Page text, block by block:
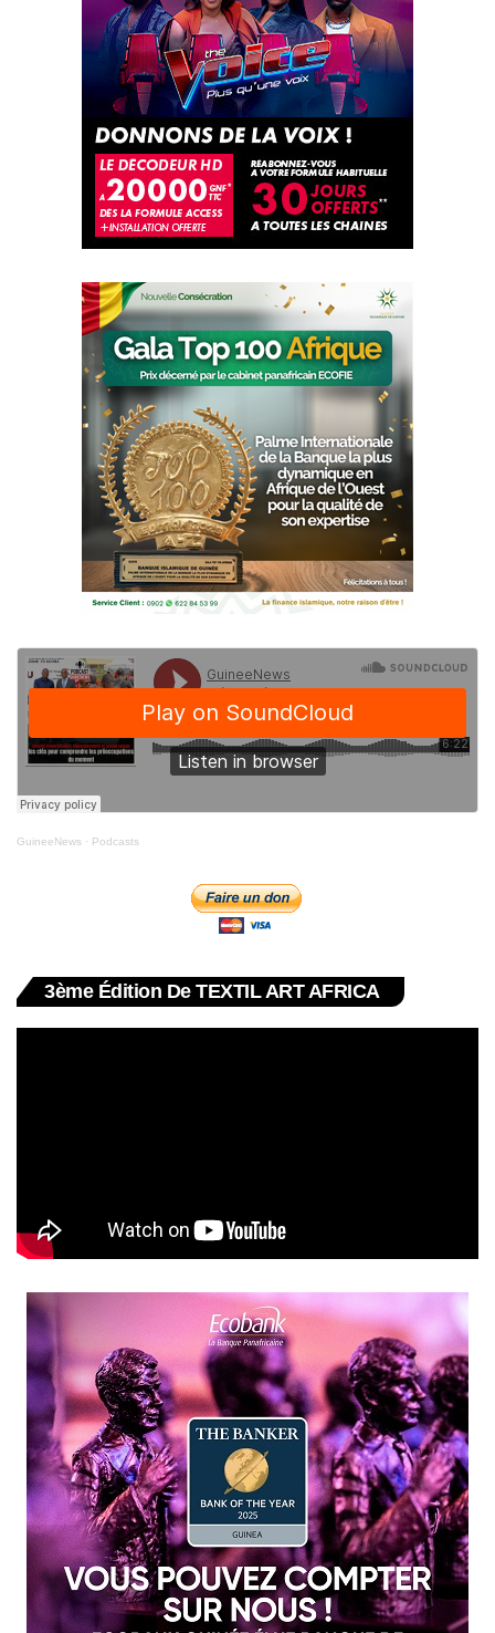
GuineeNews · Podcasts
3ème Édition De TEXTIL ART AFRICA